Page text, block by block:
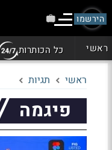
הירשמו
ראשי כל הכותרות
ראשי תגיות
פיגמה